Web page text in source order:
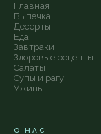
Главная
Выпечка
Десерты
Еда
Завтраки
Здоровые рецепты
Салаты
Супы и рагу
Ужины
О НАС